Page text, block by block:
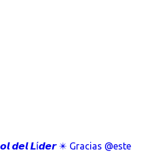
𝙙𝙚𝙡 𝙇í𝙙𝙚𝙧 ✴️ Gracias @este